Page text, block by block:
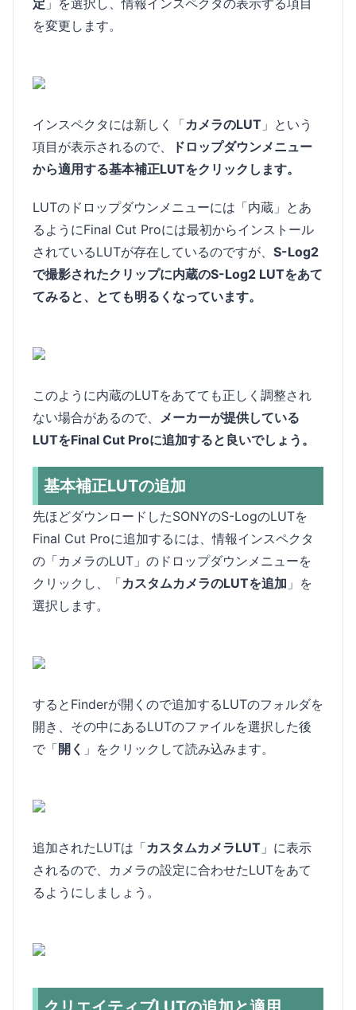
を変更します。
インスペクタには新しく「カメラのLUT 」という
項目が表示されるので、
ドロップダウンメニュー
から適用する基本補正LUTをクリックします。
LUTのドロップダウンメニューには「内蔵」とあ
るようにFinal Cut Proには最初からインストール
されているLUTが存在しているのですが、 S-Log2
で撮影されたクリップに内蔵のS-Log2 LUTをあて
てみると、とても明るくなっています。
このように内蔵のLUTをあてても正しく調整され
ない場合があるので、
メーカーが提供している
LUTをFinal Cut Proに追加すると良いでしょう。
基本補正LUTの追加
先ほどダウンロードしたSONYのS-LogのLUTを
Final Cut Proに追加するには、情報インスペクタ
の「カメラのLUT」のドロップダウンメニューを
クリックし、「カスタムカメラのLUTを追加 」を
選択します。
するとFinderが開くので追加するLUTのフォルダを
開き、その中にあるLUTのファイルを選択した後
で「開く 」をクリックして読み込みます。
追加されたLUTは「カスタムカメラLUT 」に表示
されるので、カメラの設定に合わせたLUTをあて
るようにしましょう。